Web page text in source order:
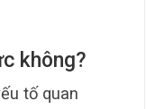
không?
tố quan